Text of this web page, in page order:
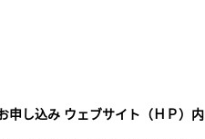
申し込み ウェブサイト（ＨＰ）